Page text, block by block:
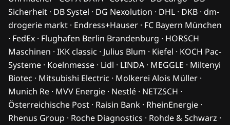
Sicherheit · DB Systel · DG Nexolution · DHL · DKB · dm-
drogerie markt · Endress+Hauser · FC Bayern München
· FedEx · Flughafen Berlin Brandenburg · HORSCH
Maschinen · IKK classic · Julius Blum · Kiefel · KOCH Pac-
Systeme · Koelnmesse · Lidl · LINDA · MEGGLE · Miltenyi
Biotec · Mitsubishi Electric · Molkerei Alois Müller ·
Munich Re · MVV Energie · Nestlé · NETZSCH ·
Österreichische Post · Raisin Bank · RheinEnergie ·
Rhenus Group · Roche Diagnostics · Rohde & Schwarz ·